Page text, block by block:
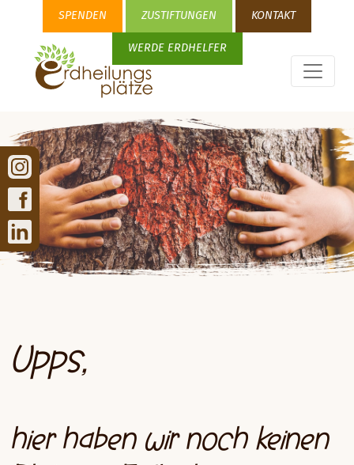
SPENDEN ZUSTIFTUNGEN KONTAKT
WERDE ERDHELFER
Upps,
hier haben wir noch keinen